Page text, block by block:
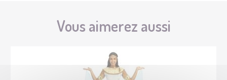
Vous aimerez aussi